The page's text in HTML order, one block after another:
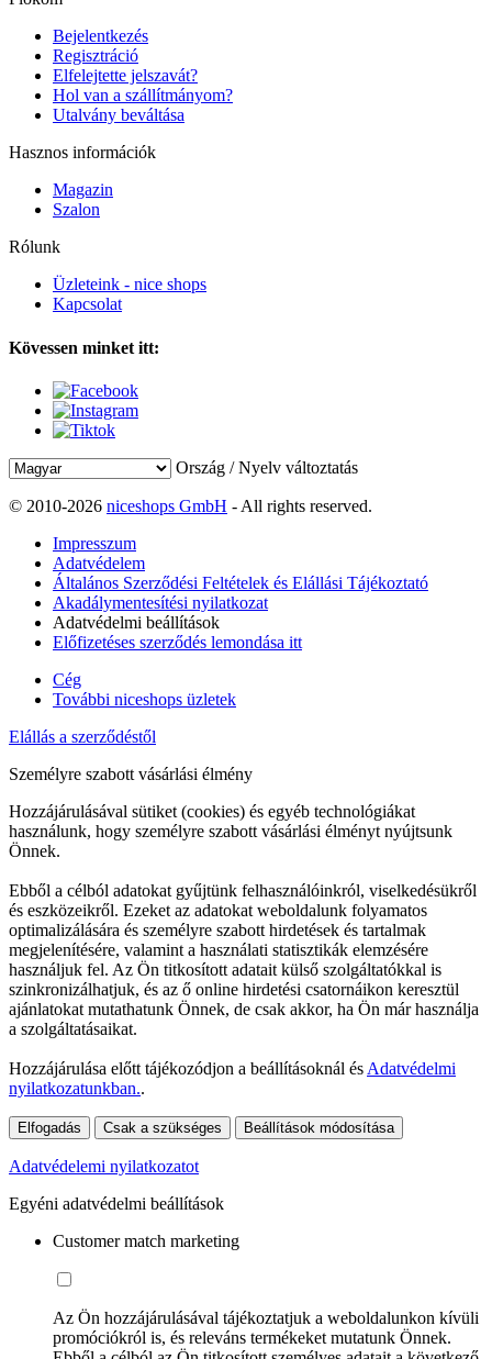
Bejelentkezés
Regisztráció
Elfelejtette jelszavát?
Hol van a szállítmányom?
Utalvány beváltása
Hasznos információk
Magazin
Szalon
Rólunk
Üzleteink - nice shops
Kapcsolat
Kövessen minket itt:
Ország / Nyelv változtatás
© 2010-2026 niceshops GmbH - All rights reserved.
Impresszum
Adatvédelem
Általános Szerződési Feltételek és Elállási Tájékoztató
Akadálymentesítési nyilatkozat
Adatvédelmi beállítások
Előfizetéses szerződés lemondása itt
Cég
További niceshops üzletek
Elállás a szerződéstől
Személyre szabott vásárlási élmény
Hozzájárulásával sütiket (cookies) és egyéb technológiákat
használunk, hogy személyre szabott vásárlási élményt nyújtsunk
Önnek.
Ebből a célból adatokat gyűjtünk felhasználóinkról, viselkedésükről
és eszközeikről. Ezeket az adatokat weboldalunk folyamatos
optimalizálására és személyre szabott hirdetések és tartalmak
megjelenítésére, valamint a használati statisztikák elemzésére
használjuk fel. Az Ön titkosított adatait külső szolgáltatókkal is
szinkronizálhatjuk, és az ő online hirdetési csatornáikon keresztül
ajánlatokat mutathatunk Önnek, de csak akkor, ha Ön már használja
a szolgáltatásaikat.
Hozzájárulása előtt tájékozódjon a beállításoknál és Adatvédelmi
nyilatkozatunkban..
Elfogadás Csak a szükséges Beállítások módosítása
Adatvédelemi nyilatkozatot
Egyéni adatvédelmi beállítások
Customer match marketing
Az Ön hozzájárulásával tájékoztatjuk a weboldalunkon kívüli
promóciókról is, és releváns termékeket mutatunk Önnek.